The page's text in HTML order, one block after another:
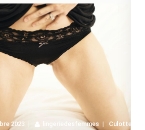
2023 lingeriedesfemmes Culotte